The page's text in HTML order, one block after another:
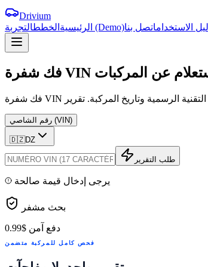
Drivium
الرئيسية الخطط التجربة (Demo) الاستخداماتصل بنا
فك VIN عن المركبات
رقم الشاصي (VIN)
🇩🇿DZ
طلب التقرير
يرجى إدخال قيمة صالحة
بحث مشفر
دفع آمن $0.99
فحص كامل للمركبة متضمن